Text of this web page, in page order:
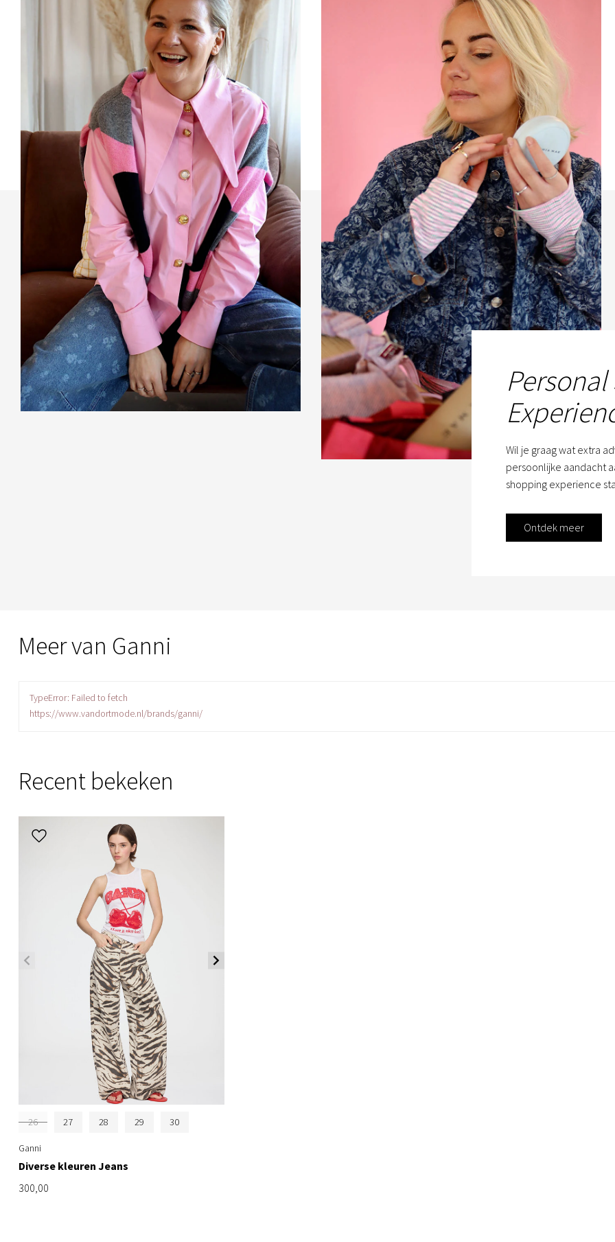
Wil je graag wat extra
persoonlijke aandacht
shopping experience
Ontdek meer
Meer van Ganni
TypeError: Failed to fetch
https://www.vandortmode.nl/brands/ganni/
Recent bekeken
26 27 28 29 30
Ganni
Diverse kleuren Jeans
300,00